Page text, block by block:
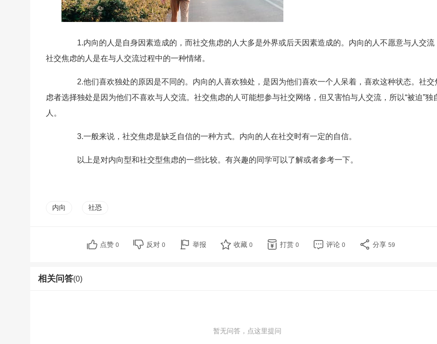
1.内向的人是自身因素造成的，而社交焦虑的人大多是外界或后天因素造成的。内向的人不愿意与人交流
社交焦虑的人是在与人交流过程中的一种情绪。
2.他们喜欢独处的原因是不同的。内向的人喜欢独处，是因为他们喜欢一个人呆着，喜欢这种状态。社交
虑者选择独处是因为他们不喜欢与人交流。社交焦虑的人可能想参与社交网络，但又害怕与人交流，所以“被迫”独
人。
3.一般来说，社交焦虑是缺乏自信的一种方式。内向的人在社交时有一定的自信。
以上是对内向型和社交型焦虑的一些比较。有兴趣的同学可以了解或者参考一下。
内向 社恐
点赞 0 反对 0 举报 收藏 0 打赏 0 评论 0 分享 59
相关问答(0)
暂无问答，点这里提问